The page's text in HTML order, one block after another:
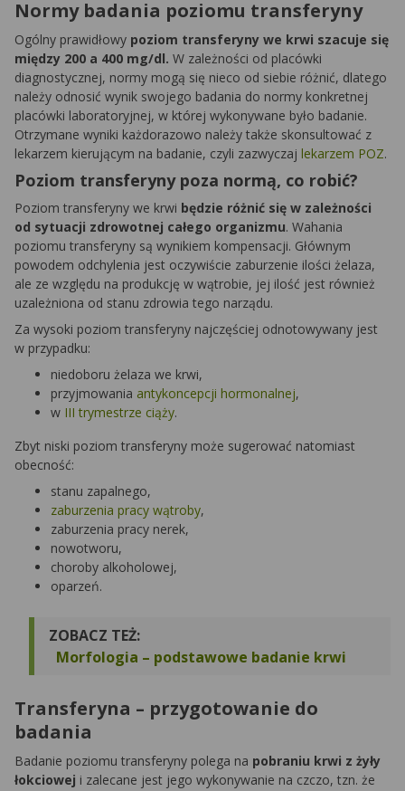
Normy badania poziomu transferyny
Ogólny prawidłowy poziom transferyny we krwi szacuje się
między 200 a 400 mg/dl. W zależności od placówki
diagnostycznej, normy mogą się nieco od siebie różnić, dlatego
należy odnosić wynik swojego badania do normy konkretnej
placówki laboratoryjnej, w której wykonywane było badanie.
Otrzymane wyniki każdorazowo należy także skonsultować z
lekarzem kierującym na badanie, czyli zazwyczaj lekarzem POZ.
Poziom transferyny poza normą, co robić?
Poziom transferyny we krwi będzie różnić się w zależności
od sytuacji zdrowotnej całego organizmu. Wahania
poziomu transferyny są wynikiem kompensacji. Głównym
powodem odchylenia jest oczywiście zaburzenie ilości żelaza,
ale ze względu na produkcję w wątrobie, jej ilość jest również
uzależniona od stanu zdrowia tego narządu.
Za wysoki poziom transferyny najczęściej odnotowywany jest
w przypadku:
niedoboru żelaza we krwi,
przyjmowania antykoncepcji hormonalnej,
w III trymestrze ciąży.
Zbyt niski poziom transferyny może sugerować natomiast
obecność:
stanu zapalnego,
zaburzenia pracy wątroby,
zaburzenia pracy nerek,
nowotworu,
choroby alkoholowej,
oparzeń.
ZOBACZ TEŻ:
Morfologia – podstawowe badanie krwi
Transferyna – przygotowanie do
badania
Badanie poziomu transferyny polega na pobraniu krwi z żyły
łokciowej i zalecane jest jego wykonywanie na czczo, tzn. że